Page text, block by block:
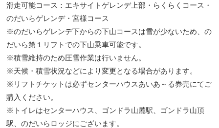
滑走可能コース：エキサイトゲレンデ上部・らくらくコース・
のだいらゲレンデ・宮様コース
※のだいらゲレンデ下からの下山コースは雪が少ないため、の
だいら第１リフトでの下山乗車可能です。
※積雪維持のため圧雪作業は行いません。
※天候・積雪状況などにより変更となる場合があります。
※リフトチケットは必ずセンターハウスあいあ～る券売にてご
購入ください。
※トイレはセンターハウス、ゴンドラ山麓駅、ゴンドラ山頂
駅、のだいらロッジにございます。